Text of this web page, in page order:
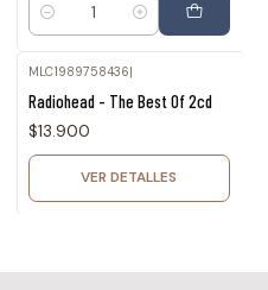
Cantidad
MLC1989758436|
Radiohead - The Best Of 2cd
$13.900
VER DETALLES